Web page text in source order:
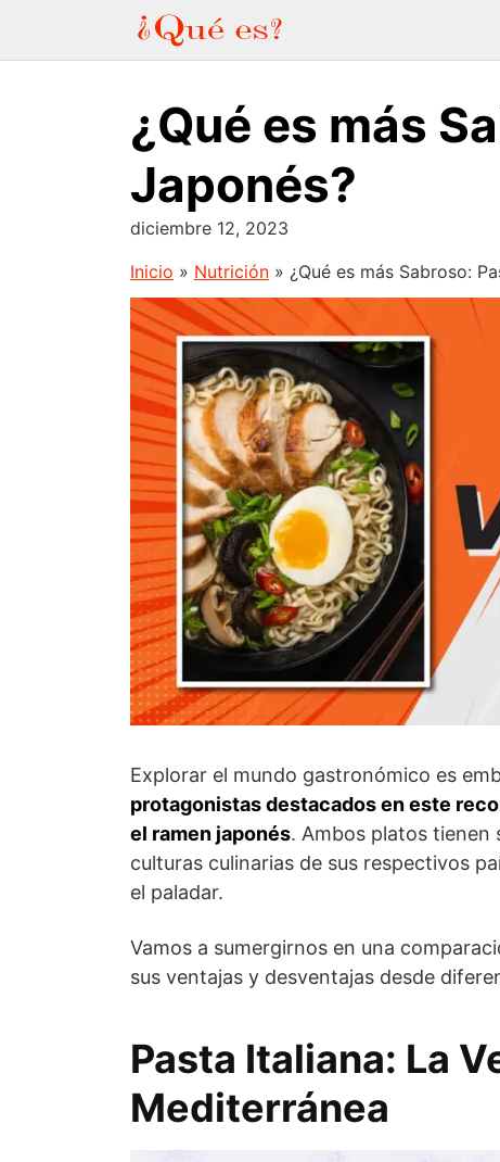
contenido
¿Qué es más
Japonés?
diciembre 12, 2023
Inicio » Nutrición » ¿Qué es más Sabroso:
Explorar el mundo gastronómico es
protagonistas destacados en este
el ramen japonés. Ambos platos tienen
culturas culinarias de sus respectivos
el paladar.
Vamos a sumergirnos en una
sus ventajas y desventajas desde
Pasta Italiana: La
Mediterránea